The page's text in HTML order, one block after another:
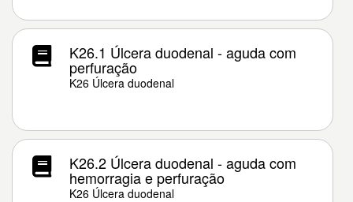
K26.1 Úlcera duodenal - aguda com
perfuração
K26 Úlcera duodenal
K26.2 Úlcera duodenal - aguda com
hemorragia e perfuração
K26 Úlcera duodenal